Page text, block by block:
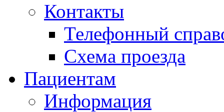
Контакты
Телефонный
Схема проезда
Пациентам
Информация